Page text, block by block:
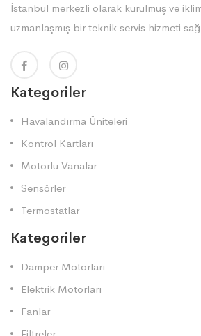
İstanbul merkezli olarak kurulmuş ve
uzmanlaşmış bir teknik servis hizmeti
Kategoriler
Havalandırma Üniteleri
Kontrol Kartları
Motorlu Vanalar
Sensörler
Termostatlar
Kategoriler
Damper Motorları
Elektrik Motorları
Fanlar
Filtreler